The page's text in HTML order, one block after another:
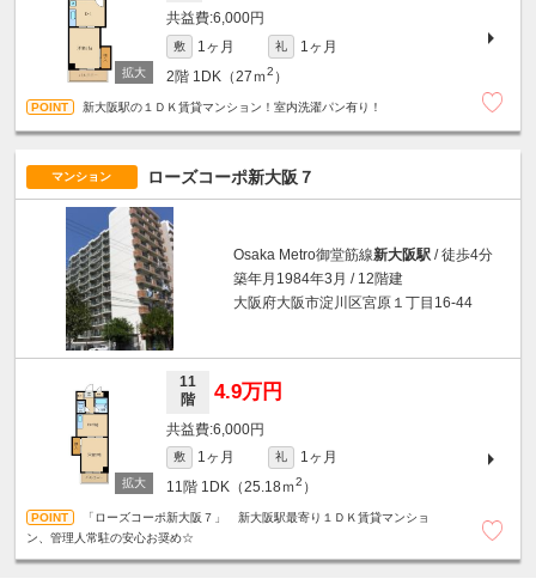
6,000円
敷 1ヶ月 礼
1ヶ月
2階 1DK（27ｍ2 ）
新大阪駅の１ＤＫ賃貸マンション！室内洗濯パン有り！
マンション ローズコーポ新大阪７
Osaka Metro御堂筋線新大阪駅 / 徒歩4分
築年月1984年3月 / 12階建
大阪府大阪市淀川区宮原１丁目16-44
11
階
4.9万円
6,000円
敷 1ヶ月 礼
1ヶ月
11階 1DK（25.18ｍ2 ）
「ローズコーポ新大阪７」 新大阪駅最寄り１ＤＫ賃貸マンショ
ン、管理人常駐の安心お奨め☆